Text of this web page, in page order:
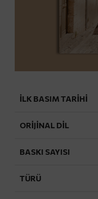
İLK BASIM TARIHI
ORIJINAL DIL
BASKI SAYISI
TÜRÜ